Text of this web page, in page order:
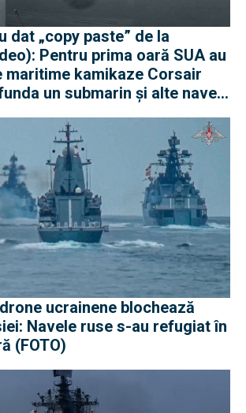
dat „copy paste” de la
Pentru prima oară SUA au
kamikaze Corsair
un submarin și alte nave
ucrainene blochează
Navele ruse s-au refugiat în
(FOTO)